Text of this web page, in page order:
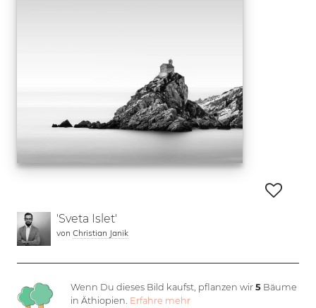
'Sveta Islet'
von Christian Janik
Wenn Du dieses Bild kaufst, pflanzen wir5 Bäume
in Äthiopien. Erfahre mehr